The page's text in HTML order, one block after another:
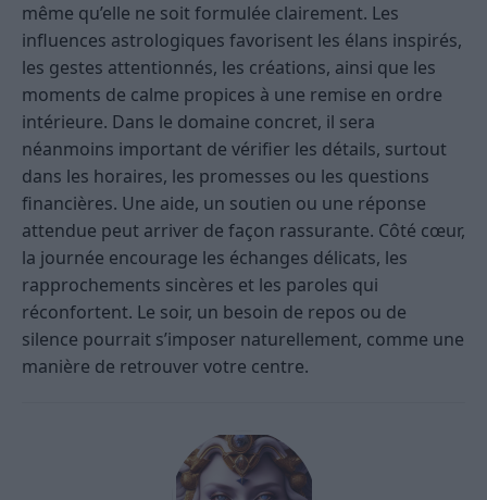
même qu’elle ne soit formulée clairement. Les
influences astrologiques favorisent les élans inspirés,
les gestes attentionnés, les créations, ainsi que les
moments de calme propices à une remise en ordre
intérieure. Dans le domaine concret, il sera
néanmoins important de vérifier les détails, surtout
dans les horaires, les promesses ou les questions
financières. Une aide, un soutien ou une réponse
attendue peut arriver de façon rassurante. Côté cœur,
la journée encourage les échanges délicats, les
rapprochements sincères et les paroles qui
réconfortent. Le soir, un besoin de repos ou de
silence pourrait s’imposer naturellement, comme une
manière de retrouver votre centre.